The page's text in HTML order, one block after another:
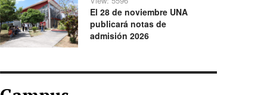
El 28 de noviembre UNA
publicará notas de
admisión 2026